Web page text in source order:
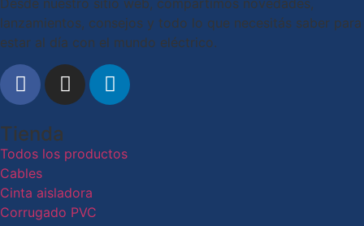
Desde nuestro sitio web, compartimos novedades,
lanzamientos, consejos y todo lo que necesitás saber para
estar al día con el mundo eléctrico.
Tienda
Todos los productos
Cables
Cinta aisladora
Corrugado PVC